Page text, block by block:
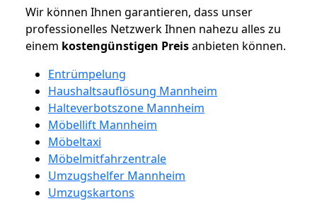
Wir können Ihnen garantieren, dass unser
professionelles Netzwerk Ihnen nahezu alles zu
einem kostengünstigen Preisanbieten können.
Entrümpelung
Haushaltsauflösung Mannheim
Halteverbotszone Mannheim
Möbellift Mannheim
Möbeltaxi
Möbelmitfahrzentrale
Umzugshelfer Mannheim
Umzugskartons